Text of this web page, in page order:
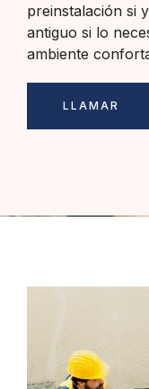
preinstalación si
antiguo si lo
ambiente
LLAMAR